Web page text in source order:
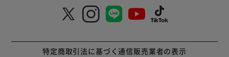
特定商取引法に基づく通信販売業者の表示